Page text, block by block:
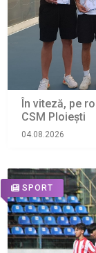
În viteză, pe
CSM Ploiești
04.08.2026
SPORT